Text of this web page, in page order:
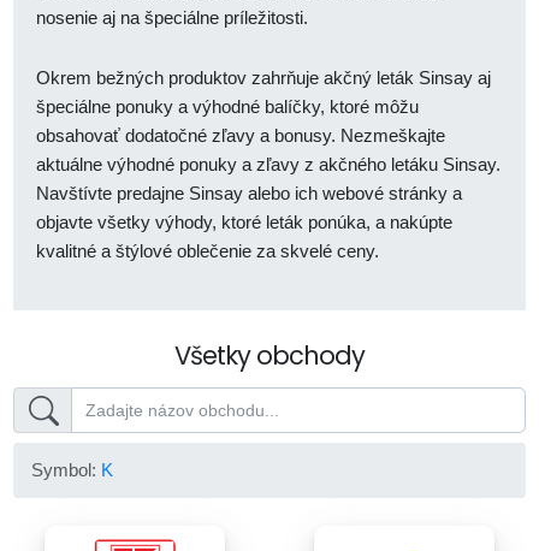
nosenie aj na špeciálne príležitosti.
Okrem bežných produktov zahrňuje akčný leták Sinsay aj
špeciálne ponuky a výhodné balíčky, ktoré môžu
obsahovať dodatočné zľavy a bonusy. Nezmeškajte
aktuálne výhodné ponuky a zľavy z akčného letáku Sinsay.
Navštívte predajne Sinsay alebo ich webové stránky a
objavte všetky výhody, ktoré leták ponúka, a nakúpte
kvalitné a štýlové oblečenie za skvelé ceny.
Všetky obchody
Symbol: K